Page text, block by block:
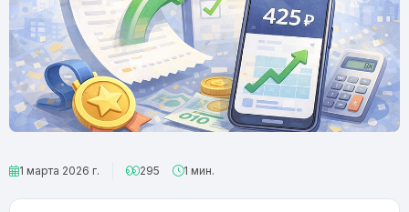
1 марта 2026 г. 295 1 мин.